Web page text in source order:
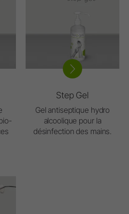
Step Gel
Gel antiseptique hydro
alcoolique pour la
désinfection des mains.